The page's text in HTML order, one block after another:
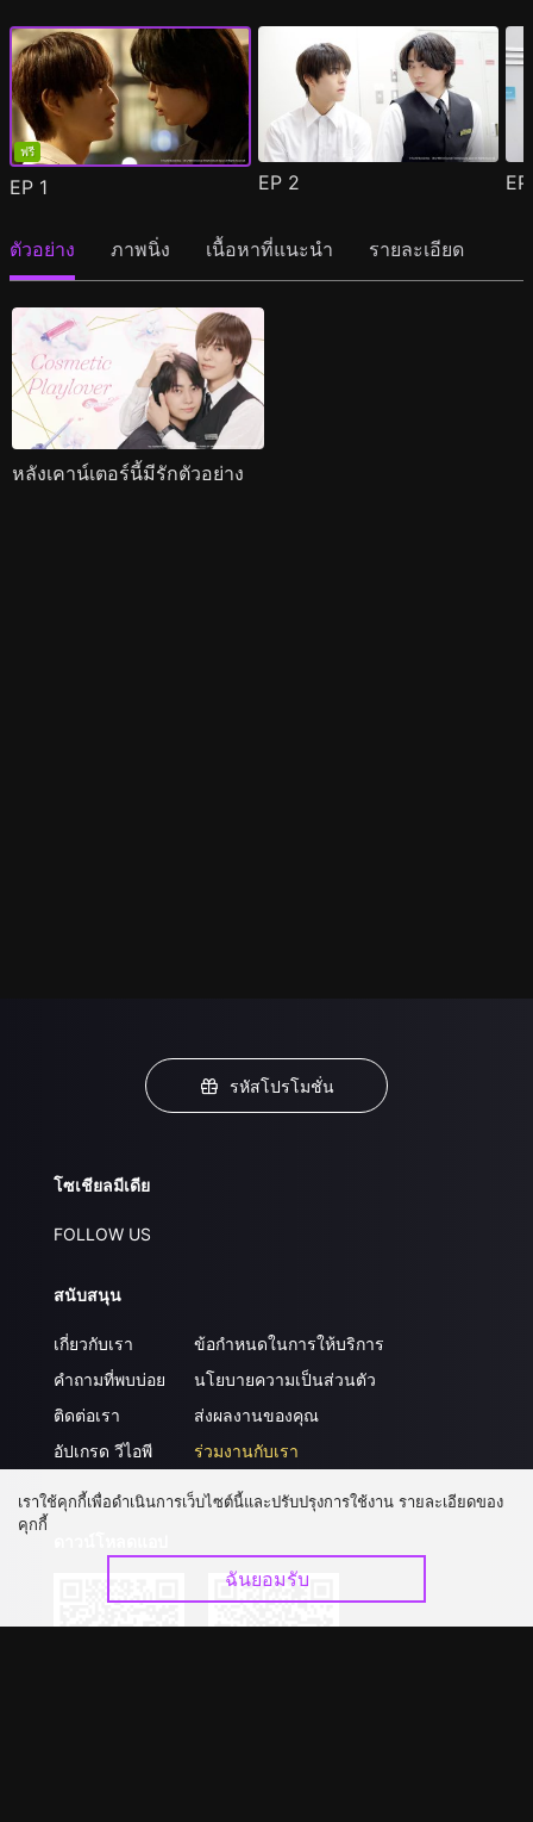
ฟรี
EP 1 EP 2
ตัวอย่าง ภาพนิ่ง เนื้อหาที่แนะนำ รายละเอียด
หลังเคาน์เตอร์นี้มีรักตัวอย่าง
รหัสโปรโมชั่น
โซเชียลมีเดีย
FOLLOW US
สนับสนุน
เกี่ยวกับเรา
คำถามที่พบบ่อย
ติดต่อเรา
อัปเกรด วีไอพี
ข้อกำหนดในการให้บริการ
นโยบายความเป็นส่วนตัว
ส่งผลงานของคุณ
ร่วมงานกับเรา
เราใช้คุกกี้เพื่อดำเนินการเว็บไซต์นี้และปรับปรุงการใช้งาน รายละเอียดของ
คุกกี้
ฉันยอมรับ